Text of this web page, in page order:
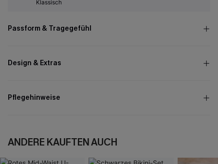
Klassisch
Passform & Tragegefühl
Design & Extras
Pflegehinweise
ANDERE KAUFTEN AUCH